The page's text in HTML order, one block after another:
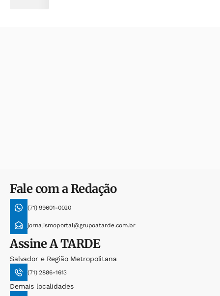
Fale com a Redação
(71) 99601-0020
jornalismoportal@grupoatarde.com.br
AssineA TARDE
Salvador e Região Metropolitana
(71) 2886-1613
Demais localidades